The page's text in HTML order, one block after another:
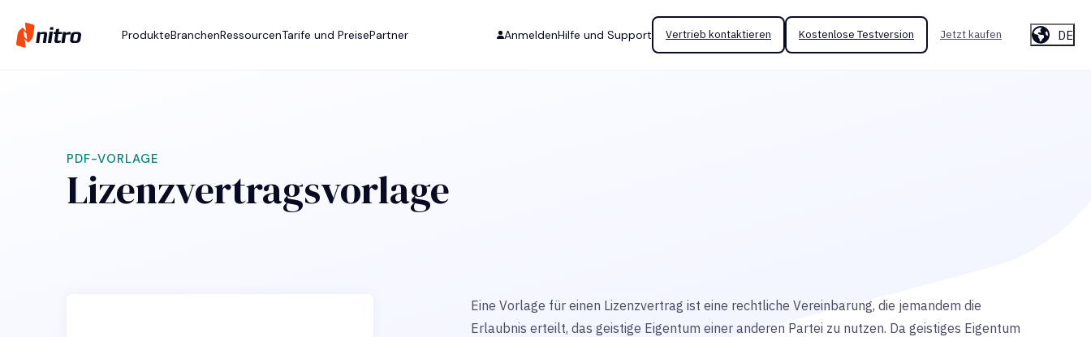
ProdukteBranchenRessourcenTarife und PreisePartner AnmeldenHilfe und Support Vertrieb kontaktieren Kostenlose Testversion Jetzt kaufen DE
PDF-VORLAGE
Lizenzvertragsvorlage
Eine Vorlage für einen Lizenzvertrag ist eine rechtliche Vereinbarung, die jemandem die
Erlaubnis erteilt, das geistige Eigentum einer anderen Partei zu nutzen. Da geistiges Eigentum